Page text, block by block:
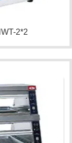
2*2